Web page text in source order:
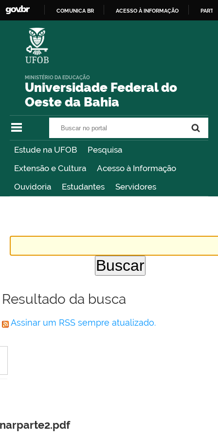
COMUNICA BR ACESSO À INFORMAÇÃO
Universidade Federal do
Oeste da Bahia
MINISTÉRIO DA EDUCAÇÃO
Estude na UFOB
Pesquisa
Extensão e Cultura
Acesso à Informação
Ouvidoria
Estudantes Servidores
Resultado da busca
Assinar um RSS sempre atualizado.